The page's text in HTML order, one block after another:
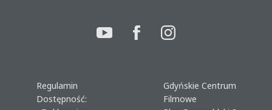
Regulamin
Dostępność:
Gdyńskie Centrum
Filmowe